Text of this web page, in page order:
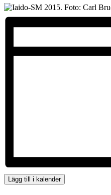
Lägg till i kalender